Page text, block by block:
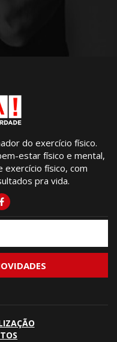
do exercício físico.
estar físico e mental,
exercício físico, com
pra vida.